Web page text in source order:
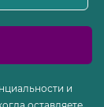
и
оставляете